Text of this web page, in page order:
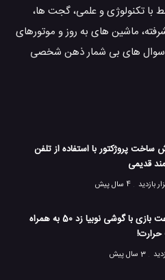
با تکنولوژی و علمی، گجت ها،
ماشین های به روز و موتورهای
سوال های بی شمار ذهن شخصی
ساخت پروژکتور با استفاده از تلفن
قدیمی
4 سال پیش
2 ساعت بازی با گوشی نوبیا زد 50 به همراه
3 سال پیش